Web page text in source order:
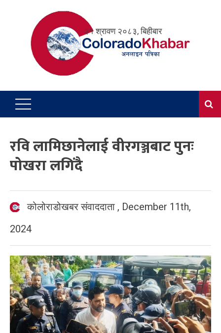
२१ श्रावण २०८३, बिहीबार
रवि लामिछानेलाई वीरगञ्जबाट पुनः
पोखरा लगिंदै
कोलोराडोखबर संवाददाता , December 11th,
2024